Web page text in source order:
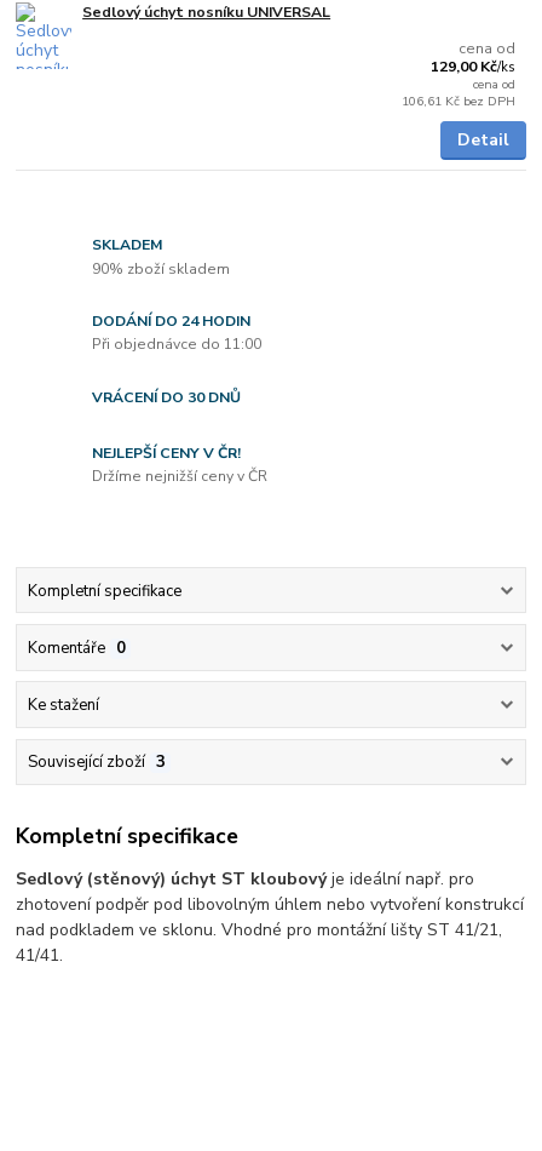
Sedlový úchyt nosníku UNIVERSAL
cena od
129,00 Kč/ks
cena od
106,61 Kč bez DPH
Detail
SKLADEM
90% zboží skladem
DODÁNÍ DO 24 HODIN
Při objednávce do 11:00
VRÁCENÍ DO 30 DNŮ
NEJLEPŠÍ CENY V ČR!
Držíme nejnižší ceny v ČR
Kompletní specifikace
Komentáře 0
Ke stažení
Související zboží 3
Kompletní specifikace
Sedlový (stěnový) úchyt ST kloubovýje ideální např. pro
zhotovení podpěr pod libovolným úhlem nebo vytvoření konstrukcí
nad podkladem ve sklonu. Vhodné pro montážní lišty ST 41/21,
41/41.